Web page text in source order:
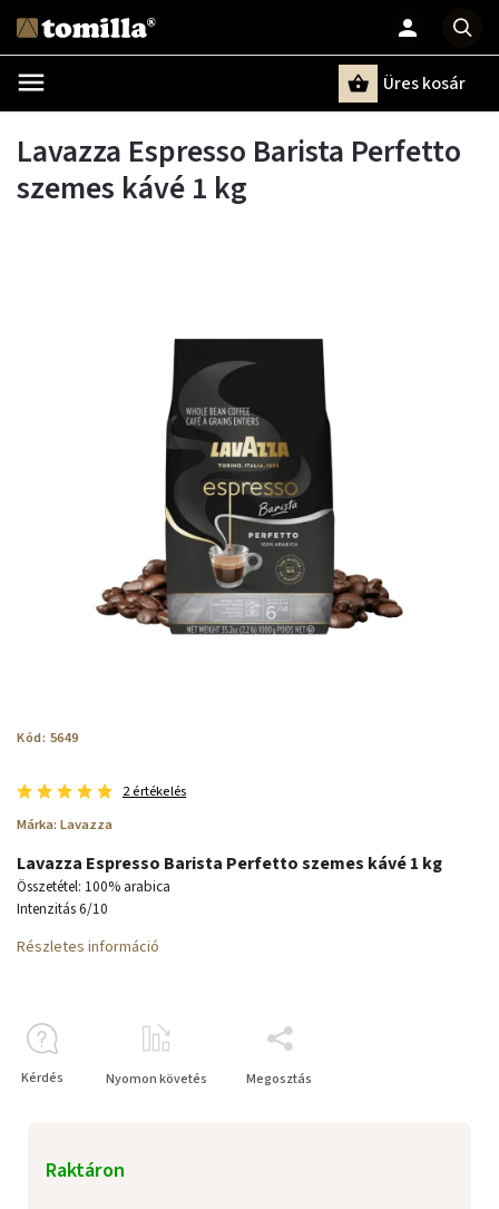
Üres kosár
Lavazza Espresso Barista Perfetto
szemes kávé 1 kg
Kód: 5649
2 értékelés
Márka: Lavazza
Raktáron
Lavazza Espresso Barista Perfetto szemes kávé 1 kg
Összetétel: 100% arabica
Intenzitás 6/10
Részletes információ
Kérdés Nyomon követés Megosztás